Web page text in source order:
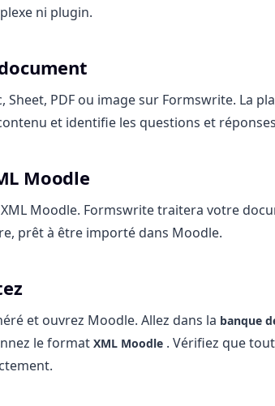
ni plugin.
Sheet, PDF ou image sur Formswrite. La
et identifie les questions et
Moodle
XML Moodle. Formswrite traitera votre
prêt à être importé dans Moodle.
et ouvrez Moodle. Allez dans la banque
le format XML Moodle . Vérifiez que